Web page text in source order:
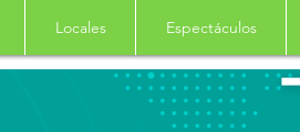
Locales Espectáculos